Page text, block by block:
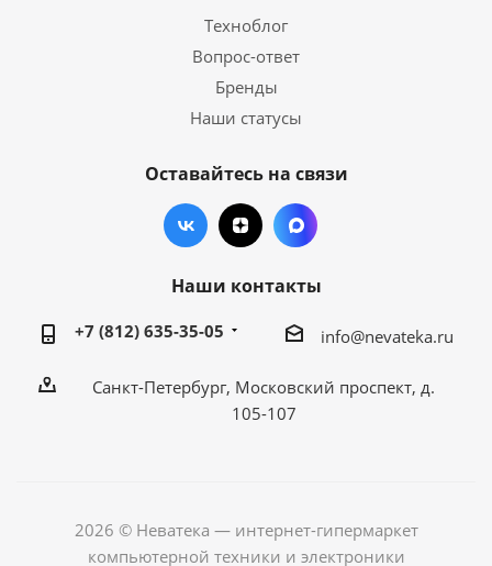
Техноблог
Вопрос-ответ
Бренды
Наши статусы
Оставайтесь на связи
Наши контакты
+7 (812) 635-35-05 info@nevateka.ru
Санкт-Петербург, Московский проспект, д.
105-107
2026 © Неватека — интернет-гипермаркет
компьютерной техники и электроники